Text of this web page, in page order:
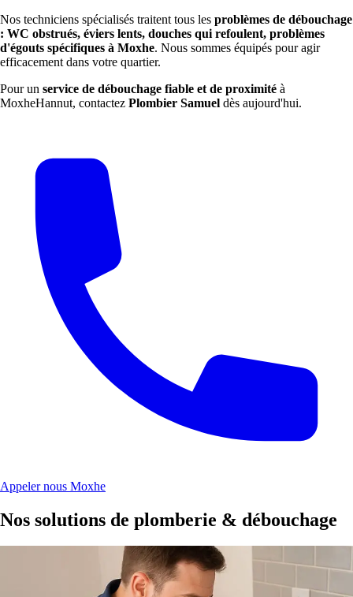
Nos techniciens spécialisés traitent tous les problèmes de débouchage
: WC obstrués, éviers lents, douches qui refoulent, problèmes
d'égouts spécifiques à Moxhe. Nous sommes équipés pour agir
efficacement dans votre quartier.
Pour un service de débouchage fiable et de proximité à
MoxheHannut, contactez Plombier Samuel dès aujourd'hui.
Appeler nous Moxhe
Nos solutions de plomberie & débouchage